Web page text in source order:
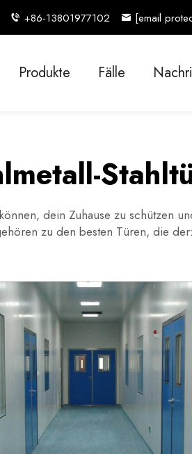
+86-13801977102 [email
Produkte Fälle
dein Zuhause zu schützen
zu den besten Türen, die